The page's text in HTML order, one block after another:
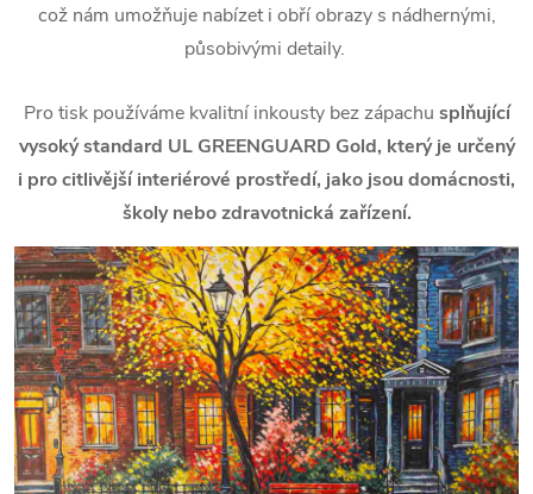
což nám umožňuje nabízet i obří obrazy s nádhernými,
působivými detaily.
Pro tisk používáme kvalitní inkousty bez zápachu splňující
vysoký standard UL GREENGUARD Gold, který je určený
i pro citlivější interiérové prostředí, jako jsou domácnosti,
školy nebo zdravotnická zařízení.